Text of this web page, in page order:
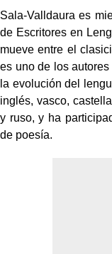
Sala-Valldaura es
de Escritores en
mueve entre el
es uno de los
la evolución del
inglés, vasco,
y ruso, y ha
de poesía.